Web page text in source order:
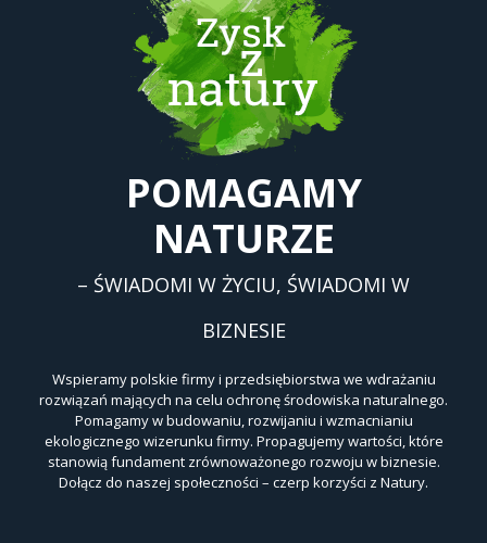
POMAGAMY
NATURZE
– ŚWIADOMI W ŻYCIU, ŚWIADOMI W
BIZNESIE
Wspieramy polskie firmy i przedsiębiorstwa we wdrażaniu
rozwiązań mających na celu ochronę środowiska naturalnego.
Pomagamy w budowaniu, rozwijaniu i wzmacnianiu
ekologicznego wizerunku firmy. Propagujemy wartości, które
stanowią fundament zrównoważonego rozwoju w biznesie.
Dołącz do naszej społeczności – czerp korzyści z Natury.